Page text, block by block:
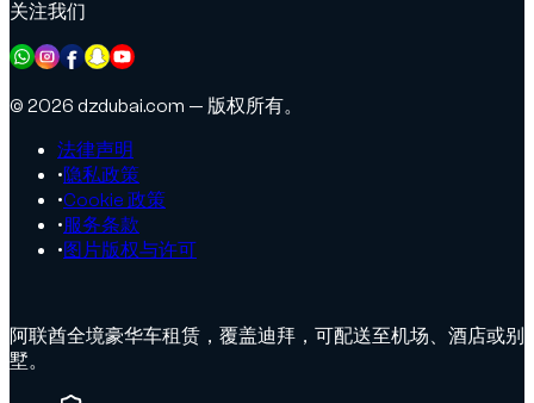
关注我们
© 2026 dzdubai.com — 版权所有。
法律声明
•隐私政策
•Cookie 政策
•服务条款
•图片版权与许可
阿联酋全境豪华车租赁，覆盖迪拜，可配送至机场、酒店或别
墅。